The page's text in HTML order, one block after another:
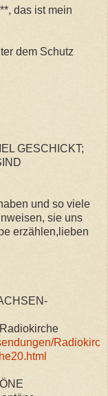
das ist mein
dem Schutz
GESCHICKT;
und so viele
sie uns
erzählen,lieben
Radiokirc